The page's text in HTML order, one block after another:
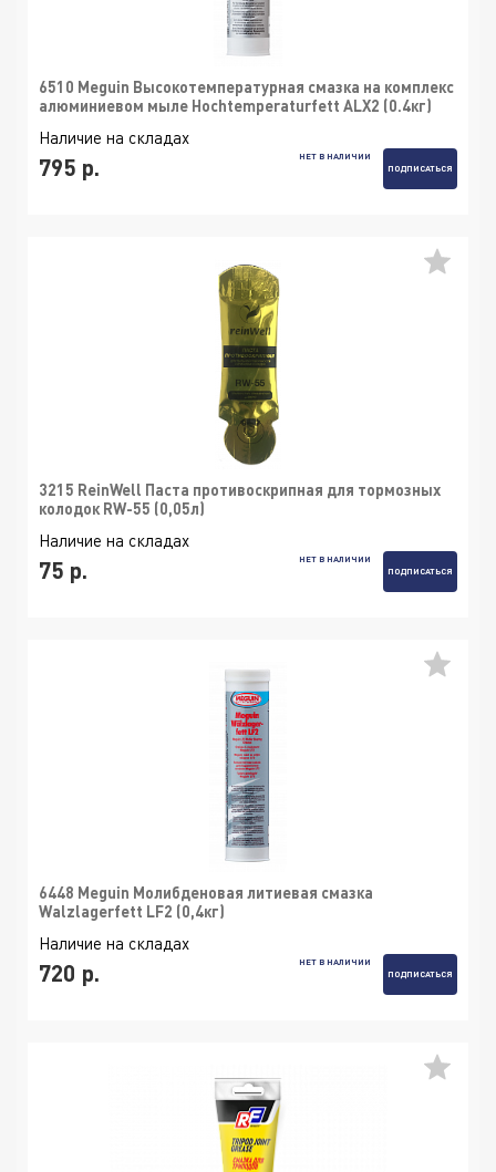
6510 Meguin Высокотемпературная смазка на комплекс
алюминиевом мыле Hochtemperaturfett ALX2 (0.4кг)
Наличие на складах
795 р.
НЕТ В НАЛИЧИИ
ПОДПИСАТЬСЯ
3215 ReinWell Паста противоскрипная для тормозных
колодок RW-55 (0,05л)
Наличие на складах
75 р.
НЕТ В НАЛИЧИИ
ПОДПИСАТЬСЯ
6448 Meguin Молибденовая литиевая смазка
Walzlagerfett LF2 (0,4кг)
Наличие на складах
720 р.
НЕТ В НАЛИЧИИ
ПОДПИСАТЬСЯ